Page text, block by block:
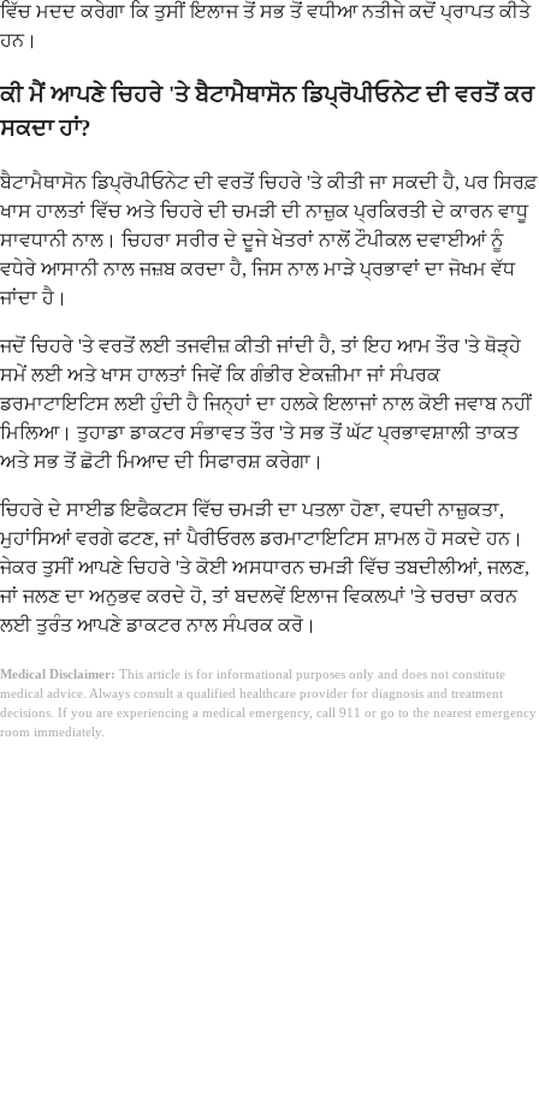
ਵਿੱਚ ਮਦਦ ਕਰੇਗਾ ਕਿ ਤੁਸੀਂ ਇਲਾਜ ਤੋਂ ਸਭ ਤੋਂ ਵਧੀਆ ਨਤੀਜੇ ਕਦੋਂ ਪ੍ਰਾਪਤ ਕੀਤੇ
ਹਨ।
ਕੀ ਮੈਂ ਆਪਣੇ ਚਿਹਰੇ 'ਤੇ ਬੈਟਾਮੈਥਾਸੋਨ ਡਿਪ੍ਰੋਪੀਓਨੇਟ ਦੀ ਵਰਤੋਂ ਕਰ
ਸਕਦਾ ਹਾਂ?
ਬੈਟਾਮੈਥਾਸੋਨ ਡਿਪ੍ਰੋਪੀਓਨੇਟ ਦੀ ਵਰਤੋਂ ਚਿਹਰੇ 'ਤੇ ਕੀਤੀ ਜਾ ਸਕਦੀ ਹੈ, ਪਰ ਸਿਰਫ਼
ਖਾਸ ਹਾਲਤਾਂ ਵਿੱਚ ਅਤੇ ਚਿਹਰੇ ਦੀ ਚਮੜੀ ਦੀ ਨਾਜ਼ੁਕ ਪ੍ਰਕਿਰਤੀ ਦੇ ਕਾਰਨ ਵਾਧੂ
ਸਾਵਧਾਨੀ ਨਾਲ। ਚਿਹਰਾ ਸਰੀਰ ਦੇ ਦੂਜੇ ਖੇਤਰਾਂ ਨਾਲੋਂ ਟੌਪੀਕਲ ਦਵਾਈਆਂ ਨੂੰ
ਵਧੇਰੇ ਆਸਾਨੀ ਨਾਲ ਜਜ਼ਬ ਕਰਦਾ ਹੈ, ਜਿਸ ਨਾਲ ਮਾੜੇ ਪ੍ਰਭਾਵਾਂ ਦਾ ਜੋਖਮ ਵੱਧ
ਜਾਂਦਾ ਹੈ।
ਜਦੋਂ ਚਿਹਰੇ 'ਤੇ ਵਰਤੋਂ ਲਈ ਤਜਵੀਜ਼ ਕੀਤੀ ਜਾਂਦੀ ਹੈ, ਤਾਂ ਇਹ ਆਮ ਤੌਰ 'ਤੇ ਥੋੜ੍ਹੇ
ਸਮੇਂ ਲਈ ਅਤੇ ਖਾਸ ਹਾਲਤਾਂ ਜਿਵੇਂ ਕਿ ਗੰਭੀਰ ਏਕਜ਼ੀਮਾ ਜਾਂ ਸੰਪਰਕ
ਡਰਮਾਟਾਇਟਿਸ ਲਈ ਹੁੰਦੀ ਹੈ ਜਿਨ੍ਹਾਂ ਦਾ ਹਲਕੇ ਇਲਾਜਾਂ ਨਾਲ ਕੋਈ ਜਵਾਬ ਨਹੀਂ
ਮਿਲਿਆ। ਤੁਹਾਡਾ ਡਾਕਟਰ ਸੰਭਾਵਤ ਤੌਰ 'ਤੇ ਸਭ ਤੋਂ ਘੱਟ ਪ੍ਰਭਾਵਸ਼ਾਲੀ ਤਾਕਤ
ਅਤੇ ਸਭ ਤੋਂ ਛੋਟੀ ਮਿਆਦ ਦੀ ਸਿਫਾਰਸ਼ ਕਰੇਗਾ।
ਚਿਹਰੇ ਦੇ ਸਾਈਡ ਇਫੈਕਟਸ ਵਿੱਚ ਚਮੜੀ ਦਾ ਪਤਲਾ ਹੋਣਾ, ਵਧਦੀ ਨਾਜ਼ੁਕਤਾ,
ਮੁਹਾਂਸਿਆਂ ਵਰਗੇ ਫਟਣ, ਜਾਂ ਪੈਰੀਓਰਲ ਡਰਮਾਟਾਇਟਿਸ ਸ਼ਾਮਲ ਹੋ ਸਕਦੇ ਹਨ।
ਜੇਕਰ ਤੁਸੀਂ ਆਪਣੇ ਚਿਹਰੇ 'ਤੇ ਕੋਈ ਅਸਧਾਰਨ ਚਮੜੀ ਵਿੱਚ ਤਬਦੀਲੀਆਂ, ਜਲਣ,
ਜਾਂ ਜਲਣ ਦਾ ਅਨੁਭਵ ਕਰਦੇ ਹੋ, ਤਾਂ ਬਦਲਵੇਂ ਇਲਾਜ ਵਿਕਲਪਾਂ 'ਤੇ ਚਰਚਾ ਕਰਨ
ਲਈ ਤੁਰੰਤ ਆਪਣੇ ਡਾਕਟਰ ਨਾਲ ਸੰਪਰਕ ਕਰੋ।
Medical Disclaimer: This article is for informational purposes only and does not constitute
medical advice. Always consult a qualified healthcare provider for diagnosis and treatment
decisions. If you are experiencing a medical emergency, call 911 or go to the nearest emergency
room immediately.